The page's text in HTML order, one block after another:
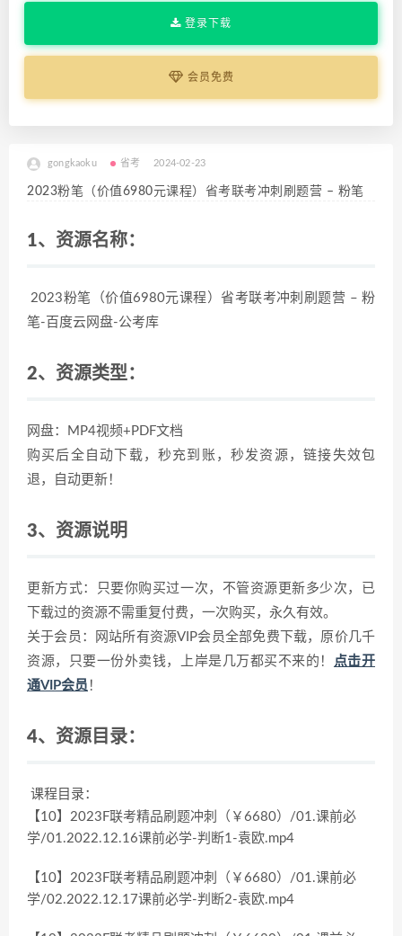
登录下载
会员免费
gongkaoku 省考 2024-02-23
2023粉笔（价值6980元课程）省考联考冲刺刷题营 – 粉笔
1、资源名称：
2023粉笔（价值6980元课程）省考联考冲刺刷题营 – 粉
笔-百度云网盘-公考库
2、资源类型：
网盘：MP4视频+PDF文档
购买后全自动下载，秒充到账，秒发资源，链接失效包
退，自动更新！
3、资源说明
更新方式：只要你购买过一次，不管资源更新多少次，已
下载过的资源不需重复付费，一次购买，永久有效。
关于会员：网站所有资源VIP会员全部免费下载，原价几千
资源，只要一份外卖钱，上岸是几万都买不来的！ 点击开
通VIP会员 ！
4、资源目录：
课程目录：
【10】2023F联考精品刷题冲刺（￥6680）/01.课前必
学/01.2022.12.16课前必学-判断1-袁欧.mp4
【10】2023F联考精品刷题冲刺（￥6680）/01.课前必
学/02.2022.12.17课前必学-判断2-袁欧.mp4